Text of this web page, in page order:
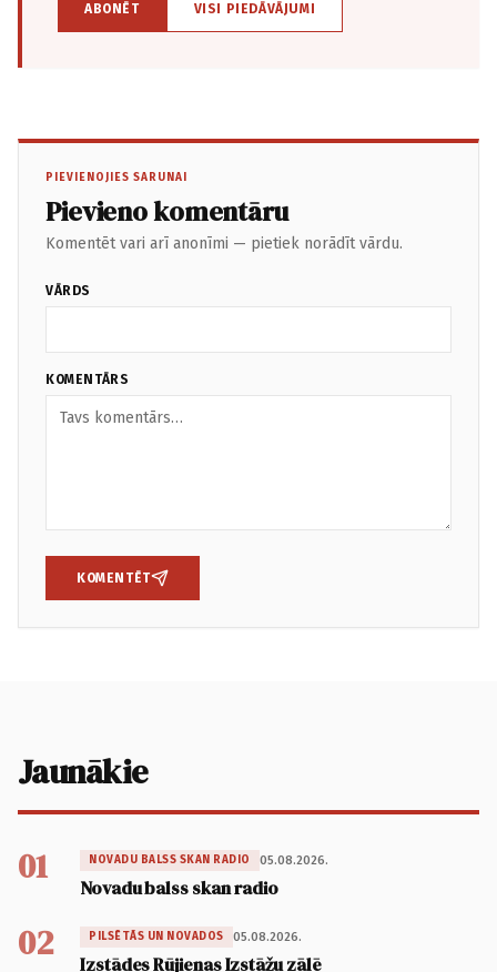
ABONĒT VISI PIEDĀVĀJUMI
PIEVIENOJIES SARUNAI
Pievieno komentāru
Komentēt vari arī anonīmi — pietiek norādīt vārdu.
VĀRDS
KOMENTĀRS
KOMENTĒT
Jaunākie
01 NOVADU BALSS SKAN RADIO 05.08.2026.
Novadu balss skan radio
02 PILSĒTĀS UN NOVADOS 05.08.2026.
Izstādes Rūjienas Izstāžu zālē